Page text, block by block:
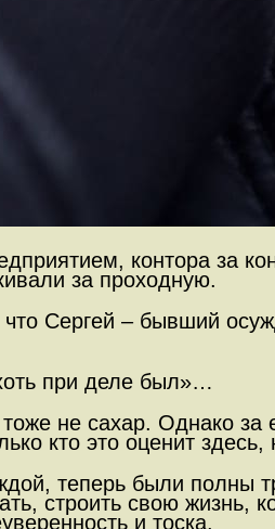
контора за
за проходную.
Сергей – бывший
при деле был»…
тоже не сахар. Однако
кто это оценит здесь,
теперь были полны
строить свою жизнь,
и тоска.